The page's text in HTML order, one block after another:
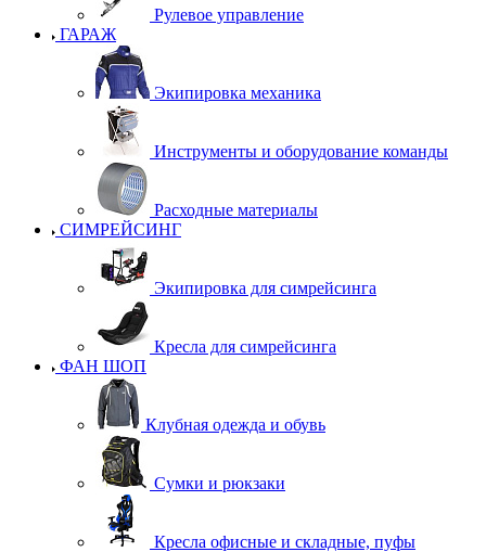
Рулевое управление
ГАРАЖ
Экипировка механика
Инструменты и оборудование команды
Расходные материалы
СИМРЕЙСИНГ
Экипировка для симрейсинга
Кресла для симрейсинга
ФАН ШОП
Клубная одежда и обувь
Сумки и рюкзаки
Кресла офисные и складные, пуфы